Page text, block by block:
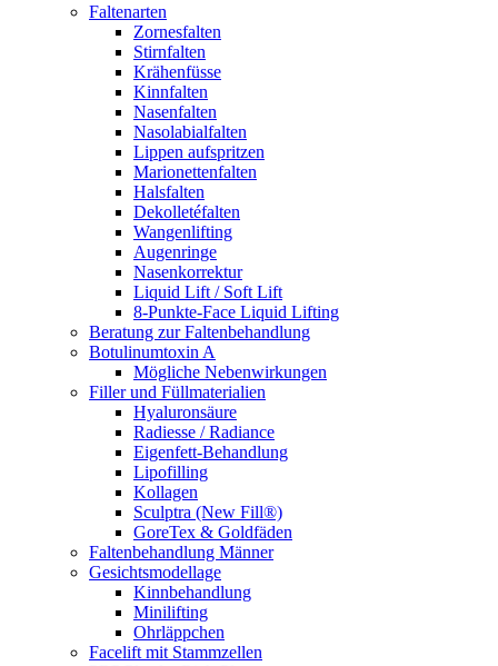
Faltenarten
Zornesfalten
Stirnfalten
Krähenfüsse
Kinnfalten
Nasenfalten
Nasolabialfalten
Lippen aufspritzen
Marionettenfalten
Halsfalten
Dekolletéfalten
Wangenlifting
Augenringe
Nasenkorrektur
Liquid Lift / Soft Lift
8-Punkte-Face Liquid Lifting
Beratung zur Faltenbehandlung
Botulinumtoxin A
Mögliche Nebenwirkungen
Filler und Füllmaterialien
Hyaluronsäure
Radiesse / Radiance
Eigenfett-Behandlung
Lipofilling
Kollagen
Sculptra (New Fill®)
GoreTex & Goldfäden
Faltenbehandlung Männer
Gesichtsmodellage
Kinnbehandlung
Minilifting
Ohrläppchen
Facelift mit Stammzellen